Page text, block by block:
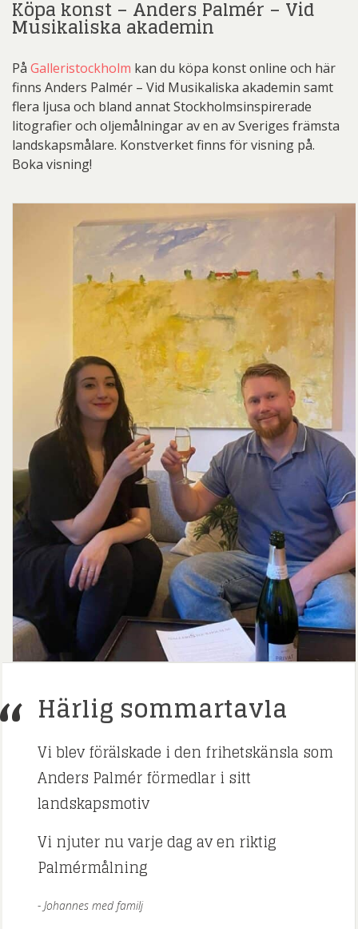
Köpa konst – Anders Palmér – Vid
Musikaliska akademin
På Galleristockholm kan du köpa konst online och här
finns Anders Palmér – Vid Musikaliska akademin samt
flera ljusa och bland annat Stockholmsinspirerade
litografier och oljemålningar av en av Sveriges främsta
landskapsmålare. Konstverket finns för visning på.
Boka visning!
Härlig sommartavla
Vi blev förälskade i den frihetskänsla som
Anders Palmér förmedlar i sitt
landskapsmotiv
Vi njuter nu varje dag av en riktig
Palmérmålning
Johannes med familj